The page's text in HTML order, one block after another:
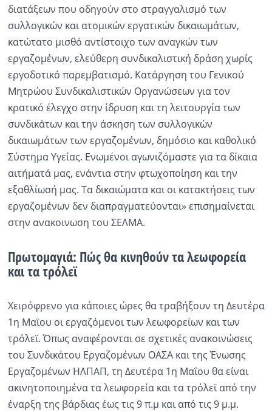
διατάξεων που οδηγούν στο στραγγαλισμό των
συλλογικών και ατομικών εργατικών δικαιωμάτων,
κατώτατο μισθό αντίστοιχο των αναγκών των
εργαζομένων, ελεύθερη συνδικαλιστική δράση χωρίς
εργοδοτικό παρεμβατισμό. Κατάργηση του Γενικού
Μητρώου Συνδικαλιστικών Οργανώσεων για τον
κρατικό έλεγχο στην ίδρυση και τη λειτουργία των
συνδικάτων και την άσκηση των συλλογικών
δικαιωμάτων των εργαζομένων, δημόσιο και καθολικό
Σύστημα Υγείας. Ενωμένοι αγωνιζόμαστε για τα δίκαια
αιτήματά μας, ενάντια στην φτωχοποίηση και την
εξαθλίωσή μας. Τα δικαιώματα και οι κατακτήσεις των
εργαζομένων δεν διαπραγματεύονται» επισημαίνεται
στην ανακοινωση του ΣΕΛΜΑ.
Πρωτομαγιά: Πώς θα κινηθούν τα λεωφορεία
και τα τρόλεϊ
Χειρόφρενο για κάποιες ώρες θα τραβήξουν τη Δευτέρα
1η Μαΐου οι εργαζόμενοι των λεωφορείων και των
τρόλεϊ. Όπως αναφέρονται σε σχετικές ανακοινώσεις
του Συνδικάτου Εργαζομένων ΟΑΣΑ και της Ένωσης
Εργαζομένων ΗΛΠΑΠ, τη Δευτέρα 1η Μαΐου θα είναι
ακινητοποιημένα τα λεωφορεία και τα τρόλεϊ από την
έναρξη της βάρδιας έως τις 9 π.μ και από τις 9 μ.μ.